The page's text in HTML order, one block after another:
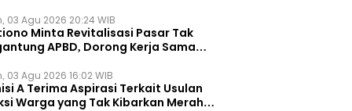
03 Agu 2026 20:24 WIB
Minta Revitalisasi Pasar Tak
APBD, Dorong Kerja Sama
03 Agu 2026 16:02 WIB
A Terima Aspirasi Terkait Usulan
Warga yang Tak Kibarkan Merah